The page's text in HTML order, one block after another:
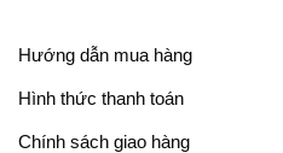
Hướng dẫn mua hàng
Hình thức thanh toán
Chính sách giao hàng